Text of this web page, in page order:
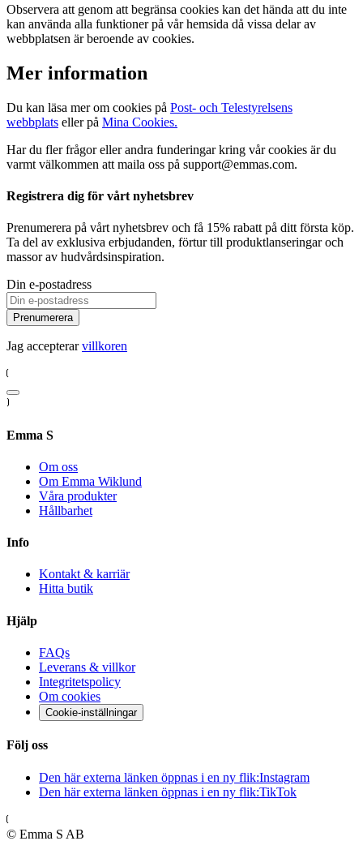
Observera att genom att begränsa cookies kan det hända att du inte
kan använda alla funktioner på vår hemsida då vissa delar av
webbplatsen är beroende av cookies.
Mer information
Du kan läsa mer om cookies på Post- och Telestyrelsens
webbplats eller på Mina Cookies.
Har du fler frågor eller andra funderingar kring vår cookies är du
varmt välkommen att maila oss på support@emmas.com.
Registrera dig för vårt nyhetsbrev
Prenumerera på vårt nyhetsbrev och få 15% rabatt på ditt första köp.
Ta del av exklusiva erbjudanden, förtur till produktlanseringar och
massor av hudvårdsinspiration.
Din e-postadress
Prenumerera
Jag accepterarvillkoren
Emma S
Om oss
Om Emma Wiklund
Våra produkter
Hållbarhet
Info
Kontakt & karriär
Hitta butik
Hjälp
FAQs
Leverans & villkor
Integritetspolicy
Om cookies
Cookie-inställningar
Följ oss
Den här externa länken öppnas i en ny flik:Instagram
Den här externa länken öppnas i en ny flik:TikTok
© Emma S AB